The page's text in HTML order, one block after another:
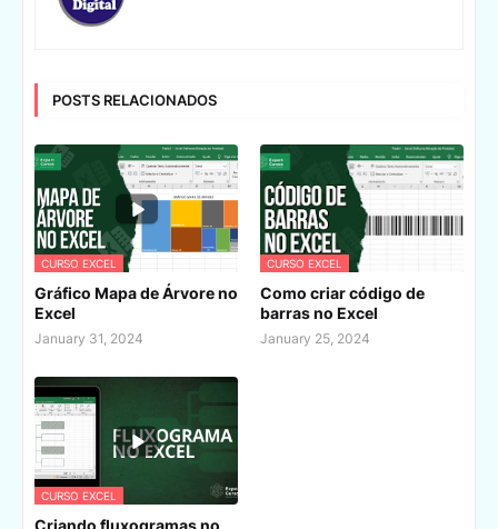
POSTS RELACIONADOS
CURSO EXCEL
Gráfico Mapa de Árvore no
Excel
January 31, 2024
CURSO EXCEL
Como criar código de
barras no Excel
January 25, 2024
CURSO EXCEL